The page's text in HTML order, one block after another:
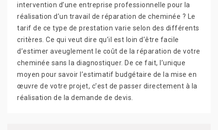
intervention d’une entreprise professionnelle pour la
réalisation d’un travail de réparation de cheminée ? Le
tarif de ce type de prestation varie selon des différents
critères. Ce qui veut dire qu’il est loin d’être facile
d’estimer aveuglement le coût de la réparation de votre
cheminée sans la diagnostiquer. De ce fait, l’unique
moyen pour savoir l’estimatif budgétaire de la mise en
œuvre de votre projet, c’est de passer directement à la
réalisation de la demande de devis.